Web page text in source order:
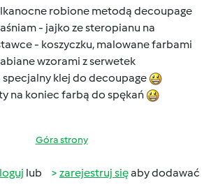
robione metodą decoupage
- jajko ze steropianu na
- koszyczku, malowane farbami
wzorami z serwetek
specjalny klej do decoupage
na koniec farbą do spękań
Góra strony
lub zarejestruj sięaby dodawać